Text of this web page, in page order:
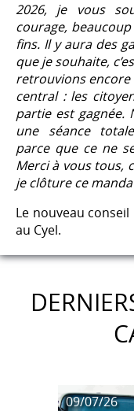
2026, je vous
courage,
fins. Il y aura des
que je souhaite,
retrouvions
central : les
partie est gagnée.
une séance
parce que ce ne
Merci à vous tous,
je clôture ce
Le nouveau
au Cyel.
09/07/26